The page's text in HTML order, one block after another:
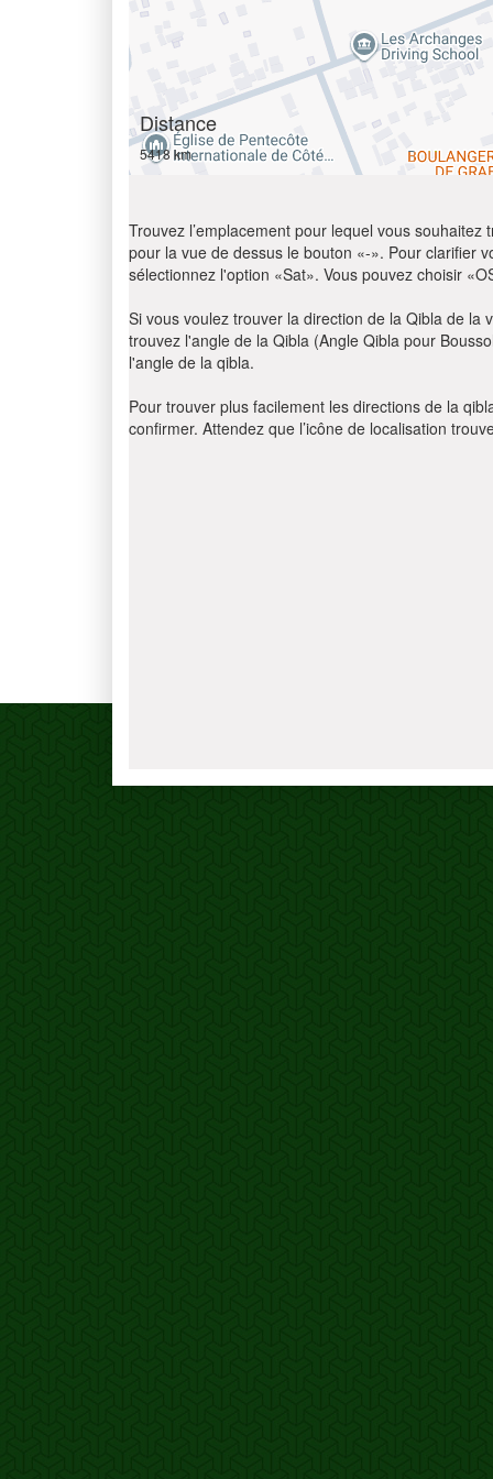
Distance
5418 km
Trouvez l’emplacement pour lequel vous
pour la vue de dessus le bouton «-». Pour clarifier
sélectionnez l'option «Sat». Vous pouvez choisir
Si vous voulez trouver la direction de la Qibla de la
trouvez l'angle de la Qibla (Angle Qibla pour
l'angle de la qibla.
Pour trouver plus facilement les directions de la
confirmer. Attendez que l’icône de localisation